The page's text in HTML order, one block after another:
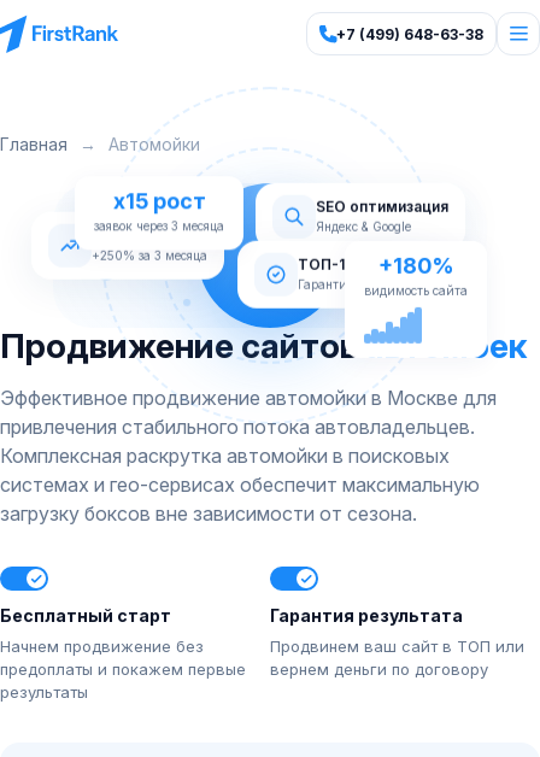
+7 (499) 648-63-38
Главная → Автомойки
Продвижение сайтовавтомоек
Эффективное продвижение автомойки в Москве для
привлечения стабильного потока автовладельцев.
Комплексная раскрутка автомойки в поисковых
системах и гео-сервисах обеспечит максимальную
загрузку боксов вне зависимости от сезона.
Бесплатный старт
Начнем продвижение без
предоплаты и покажем первые
результаты
Гарантия результата
Продвинем ваш сайт в ТОП или
вернем деньги по договору
SEO оптимизация
Яндекс & Google
Рост трафика
+250% за 3 месяца ТОП-10 Яндекс
Гарантия по договору
x15 рост
заявок через 3 месяца
+180%